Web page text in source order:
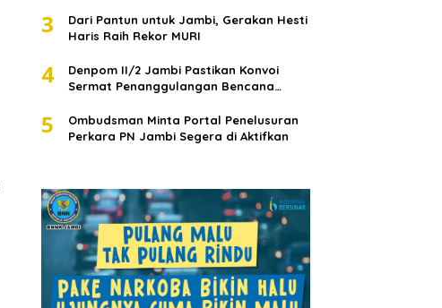
3
Dari Pantun untuk Jambi, Gerakan Hesti
Haris Raih Rekor MURI
4
Denpom II/2 Jambi Pastikan Konvoi
Sermat Penanggulangan Bencana
5
Ombudsman Minta Portal Penelusuran
Perkara PN Jambi Segera di Aktifkan